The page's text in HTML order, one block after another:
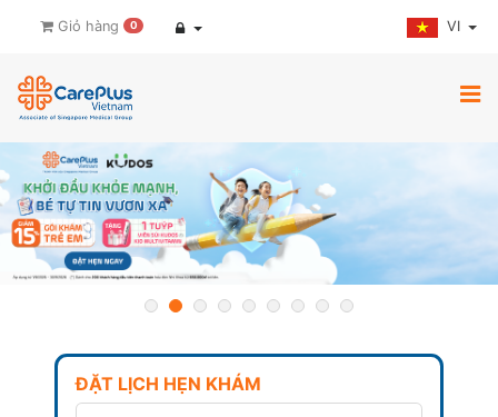
Giỏ hàng 0 VI
ĐẶT LỊCH HẸN KHÁM